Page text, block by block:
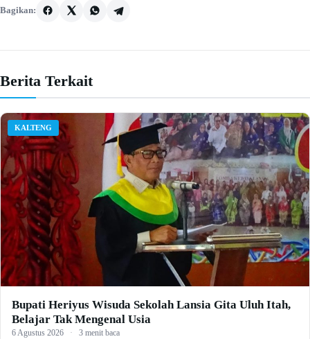
Bagikan:
Berita Terkait
KALTENG
Bupati Heriyus Wisuda Sekolah Lansia Gita Uluh Itah,
Belajar Tak Mengenal Usia
6 Agustus 2026 · 3 menit baca